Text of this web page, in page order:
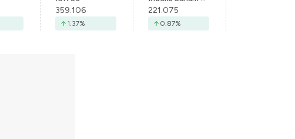
359.106
1.37%
221.075
0.87%